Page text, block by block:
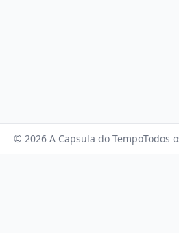
© 2026 A Capsula do TempoTodos